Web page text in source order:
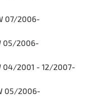
07/2006-
05/2006-
04/2001 - 12/2007-
05/2006-